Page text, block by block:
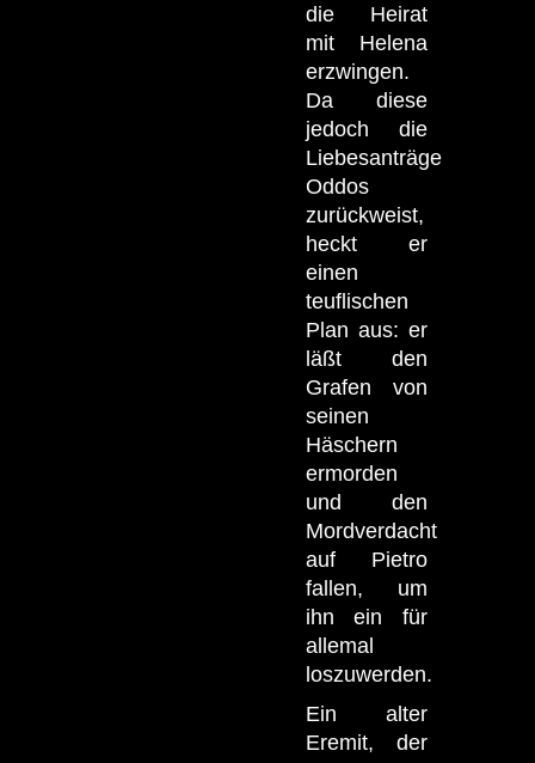
die Heirat
mit Helena
erzwingen.
Da diese
jedoch die
Liebesanträge
Oddos
zurückweist,
heckt er
einen
teuflischen
Plan aus: er
läßt den
Grafen von
seinen
Häschern
ermorden
und den
Mordverdacht
auf Pietro
fallen, um
ihn ein für
allemal
loszuwerden.
Ein alter
Eremit, der